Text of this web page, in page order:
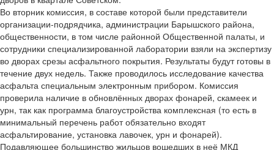
Во вторник комиссия, в составе которой были представители
организации-подрядчика, администрации Барышского района,
общественности, в том числе районной Общественной палаты, и
сотрудники специализированной лаборатории взяли на экспертизу
во дворах срезы асфальтного покрытия. Результаты будут готовы в
течение двух недель. Также проводилось исследование качества
асфальта специальным электронным прибором. Комиссия
проверила наличие в обновлённых дворах фонарей, скамеек и
урн, так как программа благоустройства комплексная (то есть в
минимальный перечень работ обязательно входят
асфальтирование, установка лавочек, урн и фонарей).
Подавляющее большинство жильцов вошедших в неё МКД